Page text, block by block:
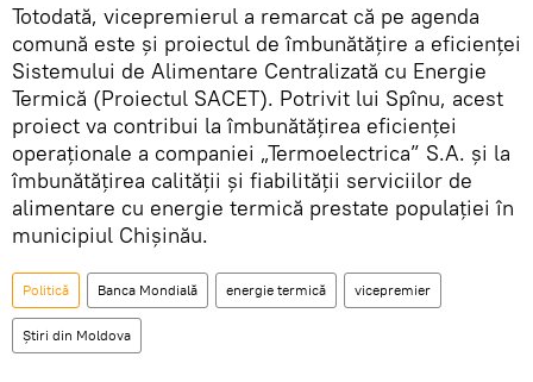
Totodată, vicepremierul a remarcat că pe agenda
comună este și proiectul de îmbunătățire a eficienței
Sistemului de Alimentare Centralizată cu Energie
Termică (Proiectul SACET). Potrivit lui Spînu, acest
proiect va contribui la îmbunătățirea eficienței
operaționale a companiei „Termoelectrica” S.A. și la
îmbunătățirea calității și fiabilității serviciilor de
alimentare cu energie termică prestate populației în
municipiul Chișinău.
Politică Banca Mondială energie termică vicepremier
Știri din Moldova